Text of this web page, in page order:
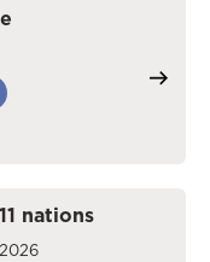
nations